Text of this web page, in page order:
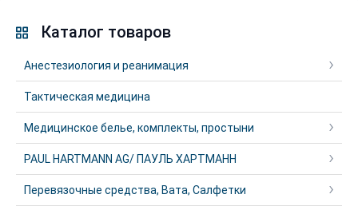
Каталог товаров
Анестезиология и реанимация
Тактическая медицина
Медицинское белье, комплекты, простыни
PAUL HARTMANN AG/ ПАУЛЬ ХАРТМАНН
Перевязочные средства, Вата, Салфетки